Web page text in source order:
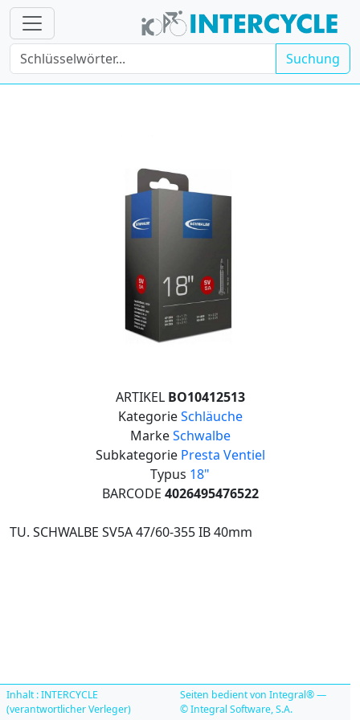
Suchung
ARTIKEL BO10412513
KategorieSchläuche
MarkeSchwalbe
Subkategorie Presta Ventiel
Typus 18"
BARCODE 4026495476522
TU. SCHWALBE SV5A 47/60-355 IB 40mm
Inhalt : INTERCYCLE
(verantwortlicher Verleger)
Seiten bedient von Integral® —
© Integral Software, S.A.